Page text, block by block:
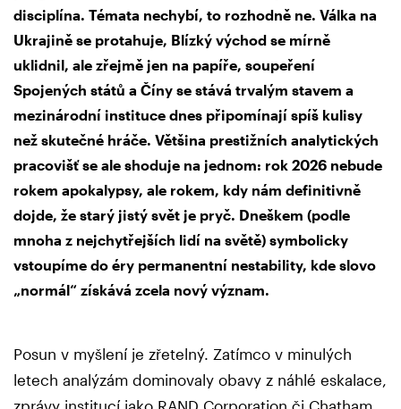
disciplína. Témata nechybí, to rozhodně ne. Válka na
Ukrajině se protahuje, Blízký východ se mírně
uklidnil, ale zřejmě jen na papíře, soupeření
Spojených států a Číny se stává trvalým stavem a
mezinárodní instituce dnes připomínají spíš kulisy
než skutečné hráče. Většina prestižních analytických
pracovišť se ale shoduje na jednom: rok 2026 nebude
rokem apokalypsy, ale rokem, kdy nám definitivně
dojde, že starý jistý svět je pryč. Dneškem (podle
mnoha z nejchytřejších lidí na světě) symbolicky
vstoupíme do éry permanentní nestability, kde slovo
„normál“ získává zcela nový význam.
Posun v myšlení je zřetelný. Zatímco v minulých
letech analýzám dominovaly obavy z náhlé eskalace,